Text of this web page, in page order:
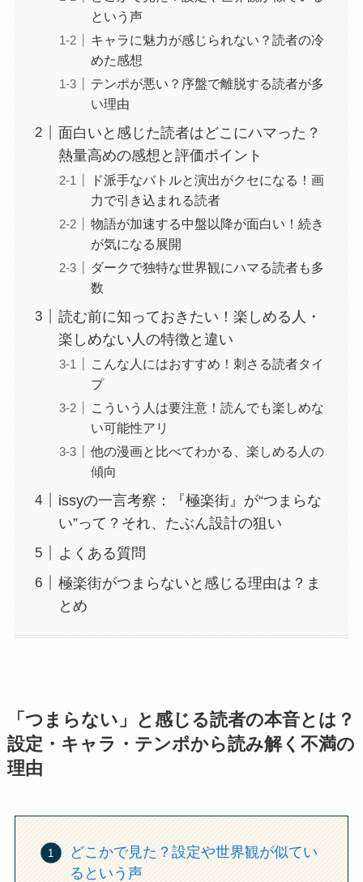
という声
キャラに魅力が感じられない？読者の冷
めた感想
テンポが悪い？序盤で離脱する読者が多
い理由
面白いと感じた読者はどこにハマった？
熱量高めの感想と評価ポイント
ド派手なバトルと演出がクセになる！画
力で引き込まれる読者
物語が加速する中盤以降が面白い！続き
が気になる展開
ダークで独特な世界観にハマる読者も多
数
読む前に知っておきたい！楽しめる人・
楽しめない人の特徴と違い
こんな人にはおすすめ！刺さる読者タイ
プ
こういう人は要注意！読んでも楽しめな
い可能性アリ
他の漫画と比べてわかる、楽しめる人の
傾向
issyの一言考察：『極楽街』が“つまらな
い”って？それ、たぶん設計の狙い
よくある質問
極楽街がつまらないと感じる理由は？ま
とめ
「つまらない」と感じる読者の本音とは？
設定・キャラ・テンポから読み解く不満の
理由
どこかで見た？設定や世界観が似てい
るという声